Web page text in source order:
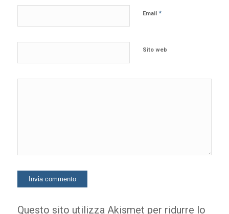
Email *
Sito web
Questo sito utilizza Akismet per ridurre lo